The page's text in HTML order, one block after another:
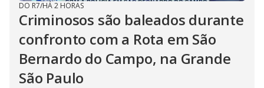
DO R7/HÁ 2 HORAS
Criminosos são baleados durante
confronto com a Rota em São
Bernardo do Campo, na Grande
São Paulo